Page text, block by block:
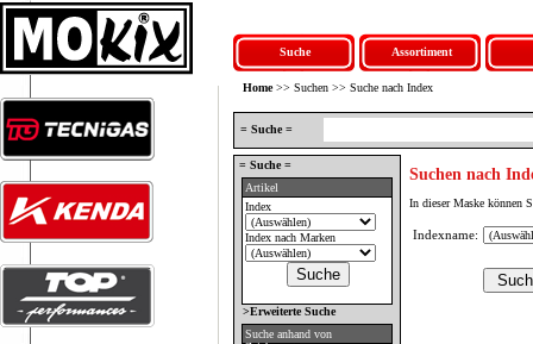
Suche Assortiment
Home>> Suchen >> Suche nach Index
= Suche =
= Suche =
Artikel
Index
Index nach Marken
>Erweiterte Suche
Suche anhand von
Suchen nach
In dieser Maske können
Indexname: